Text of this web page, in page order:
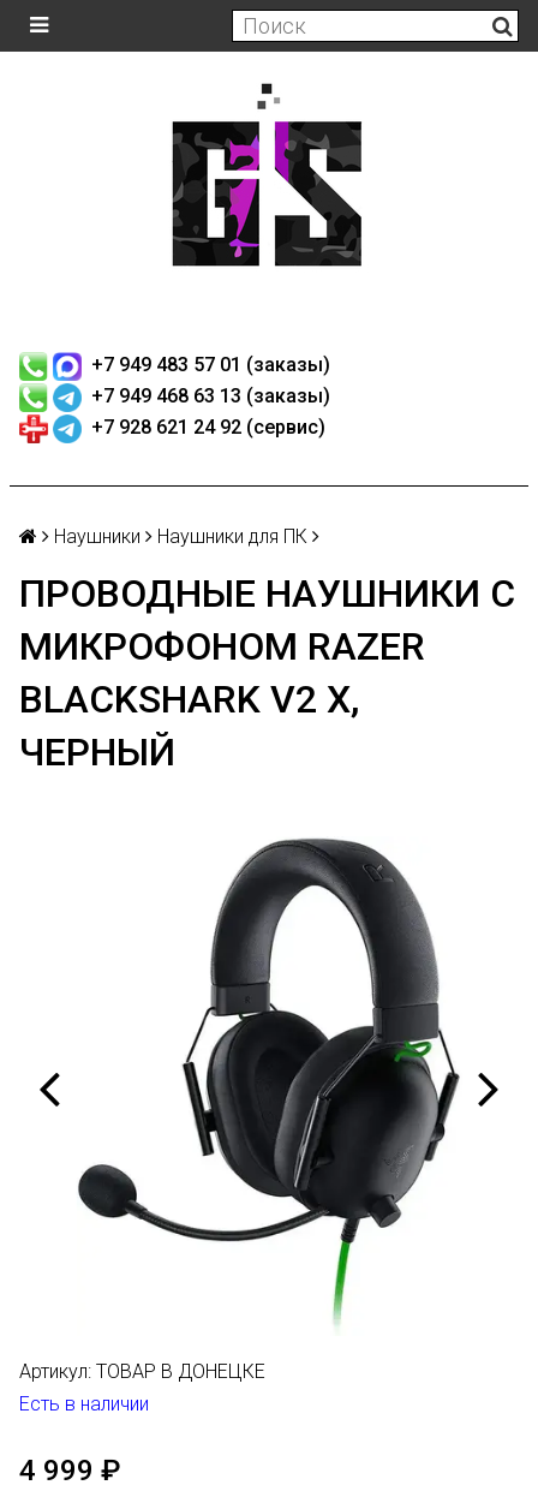
+7 949 483 57 01 (заказы)
+7 949 468 63 13 (заказы)
+7 928 621 24 92 (сервис)
Наушники Наушники для ПК
ПРОВОДНЫЕ НАУШНИКИ С
МИКРОФОНОМ RAZER
BLACKSHARK V2 X,
ЧЕРНЫЙ
Артикул: ТОВАР В ДОНЕЦКЕ
Есть в наличии
4 999 ₽